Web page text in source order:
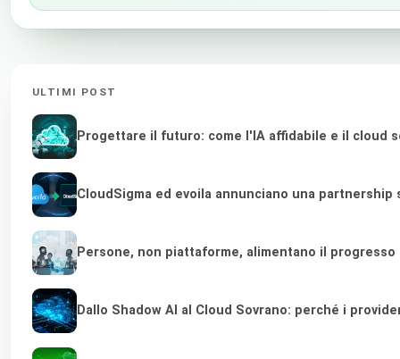
ULTIMI POST
Progettare il futuro: come l'IA affidabile e il cloud
CloudSigma ed evoila annunciano una
Persone, non piattaforme, alimentano il progresso
Dallo Shadow AI al Cloud Sovrano: perché i